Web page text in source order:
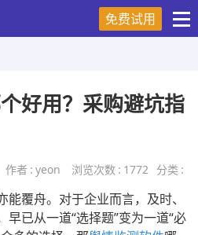
免费试用
好用？采购避坑指
作者 : yeon 浏览次数 : 1772 分类 :
覆舟。对于企业而言，及时、
已从一道“选择题”变为一道“必